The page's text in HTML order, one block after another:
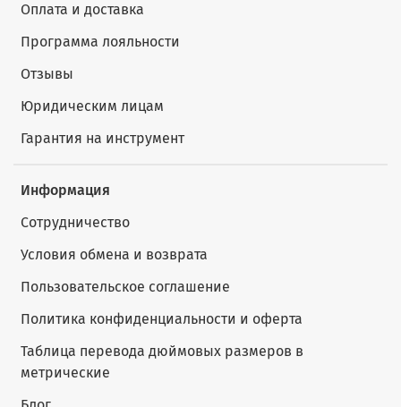
Оплата и доставка
Программа лояльности
Отзывы
Юридическим лицам
Гарантия на инструмент
Информация
Сотрудничество
Условия обмена и возврата
Пользовательское соглашение
Политика конфиденциальности и оферта
Таблица перевода дюймовых размеров в
метрические